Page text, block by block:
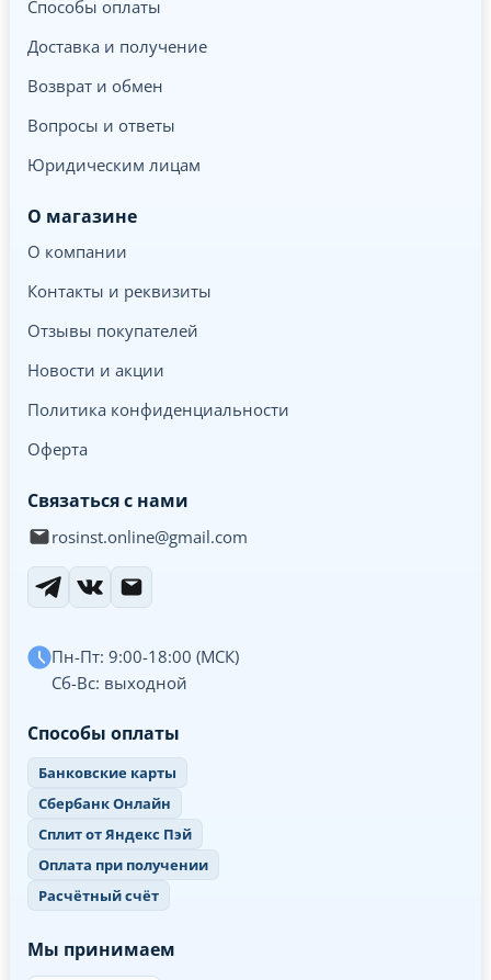
Способы оплаты
Доставка и получение
Возврат и обмен
Вопросы и ответы
Юридическим лицам
О магазине
О компании
Контакты и реквизиты
Отзывы покупателей
Новости и акции
Политика конфиденциальности
Оферта
Связаться с нами
rosinst.online@gmail.com
Пн-Пт: 9:00-18:00 (МСК)
Сб-Вс: выходной
Способы оплаты
Банковские карты
Сбербанк Онлайн
Сплит от Яндекс Пэй
Оплата при получении
Расчётный счёт
Мы принимаем